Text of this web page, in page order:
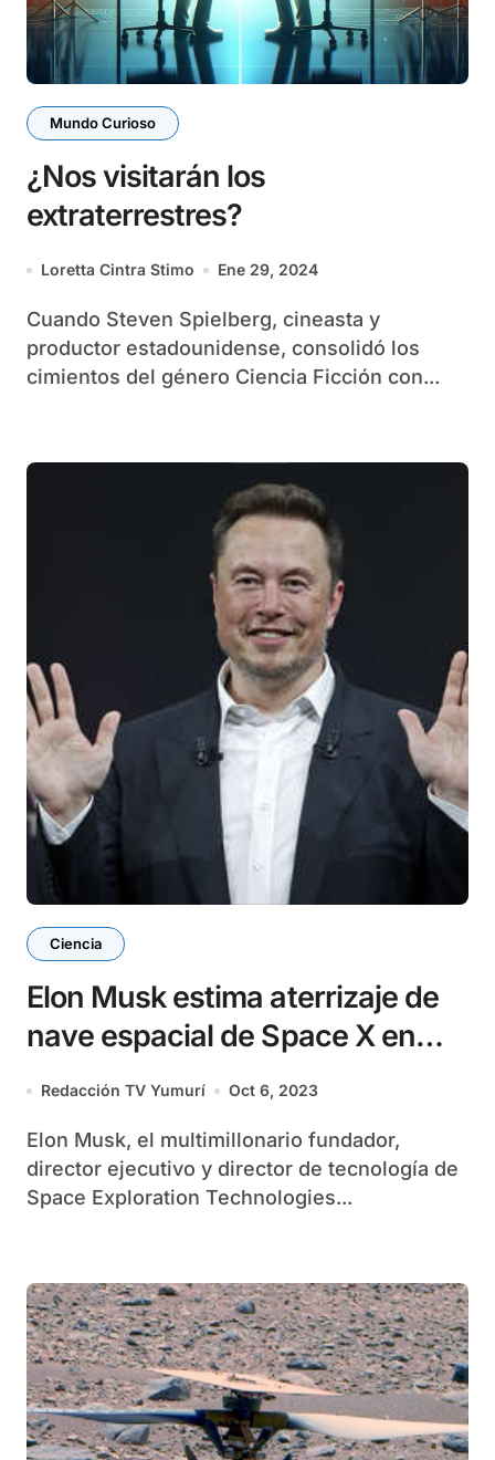
Mundo Curioso
¿Nos visitarán los
extraterrestres?
Loretta Cintra Stimo Ene 29, 2024
Cuando Steven Spielberg, cineasta y
productor estadounidense, consolidó los
cimientos del género Ciencia Ficción con...
Ciencia
Elon Musk estima aterrizaje de
nave espacial de Space X en
Marte
Redacción TV Yumurí Oct 6, 2023
Elon Musk, el multimillonario fundador,
director ejecutivo y director de tecnología de
Space Exploration Technologies...